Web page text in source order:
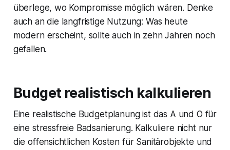
überlege, wo Kompromisse möglich wären. Denke
auch an die langfristige Nutzung: Was heute
modern erscheint, sollte auch in zehn Jahren noch
gefallen.
Budget realistisch kalkulieren
Eine realistische Budgetplanung ist das A und O für
eine stressfreie Badsanierung. Kalkuliere nicht nur
die offensichtlichen Kosten für Sanitärobjekte und